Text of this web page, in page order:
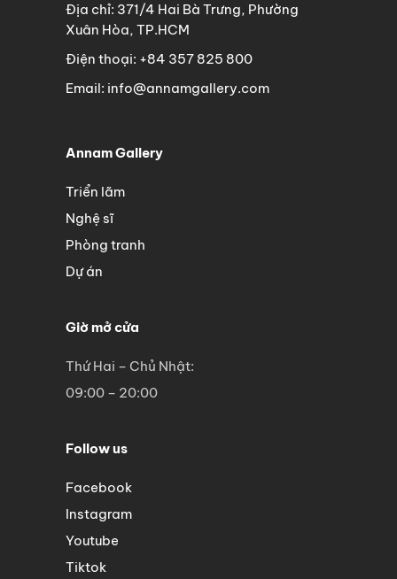
Địa chỉ: 371/4 Hai Bà Trưng, Phường
Xuân Hòa, TP.HCM
Điện thoại: +84 357 825 800
Email: info@annamgallery.com
Annam Gallery
Triển lãm
Nghệ sĩ
Phòng tranh
Dự án
Giờ mở cửa
Thứ Hai – Chủ Nhật:
09:00 – 20:00
Follow us
Facebook
Instagram
Youtube
Tiktok